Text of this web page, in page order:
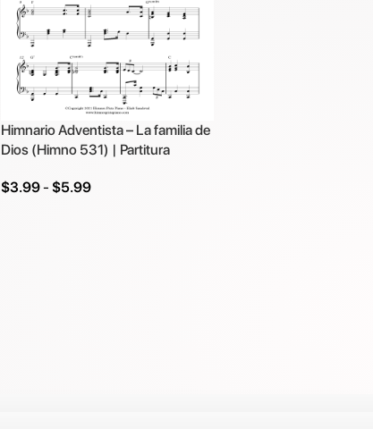
Himnario Adventista – La familia de
Dios (Himno 531) | Partitura
$3.99- $5.99